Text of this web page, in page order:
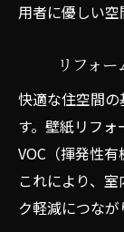
補助
リフ
壁紙選び
リフ
高
住ま
用者に優しい空
リフォ
快適な住空間
す。壁紙リフ
VOC（揮発性有
これにより、
ク軽減につなが